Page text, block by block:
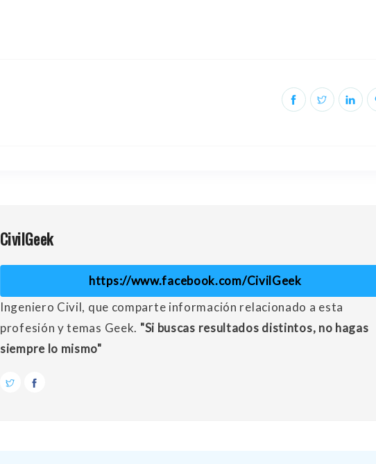
CivilGeek
https://www.facebook.com/CivilGeek
Ingeniero Civil, que comparte información relacionado a esta
profesión y temas Geek. "Si buscas resultados distintos, no hagas
siempre lo mismo"